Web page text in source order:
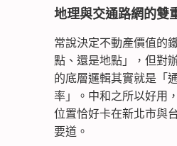
地理與交通路網的雙
常說決定不動產價值的
點、還是地點」，但對
的底層邏輯其實就是「
率」。中和之所以好用
位置恰好卡在新北市與
要道。